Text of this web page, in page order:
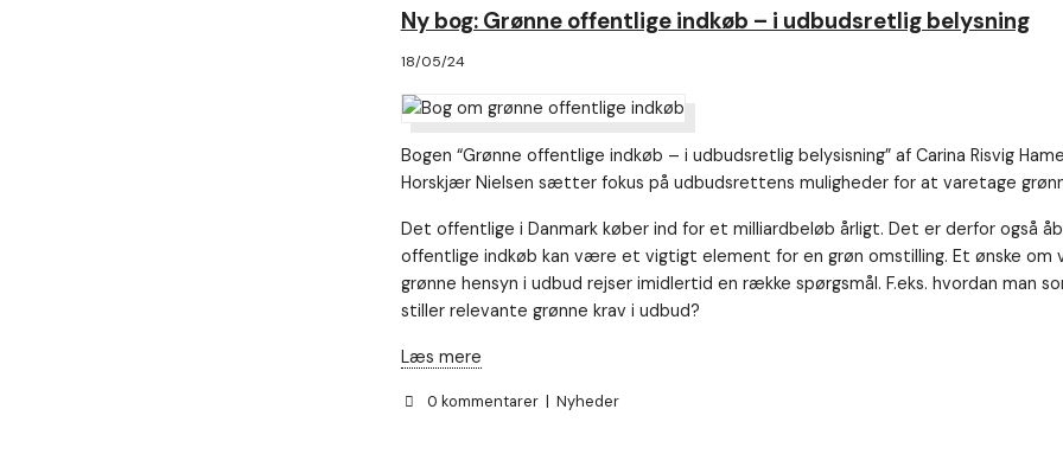
Ny bog: Grønne offentlige indkøb – i udbudsretlig belysning
18/05/24
Bogen “Grønne offentlige indkøb – i udbudsretlig belysisning” af Carina Risvig
Horskjær Nielsen sætter fokus på udbudsrettens muligheder for at varetage
Det offentlige i Danmark køber ind for et milliardbeløb årligt. Det er derfor også
offentlige indkøb kan være et vigtigt element for en grøn omstilling. Et ønske om
grønne hensyn i udbud rejser imidlertid en række spørgsmål. F.eks. hvordan man
stiller relevante grønne krav i udbud?
Læs mere
0 kommentarer | Nyheder